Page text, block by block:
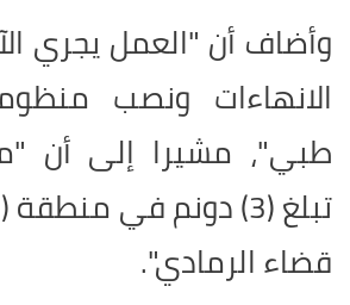
وأضاف أن "العمل يجري
الانهاءات ونصب
طبي"، مشيرا إلى أن
قضاء الرمادي".